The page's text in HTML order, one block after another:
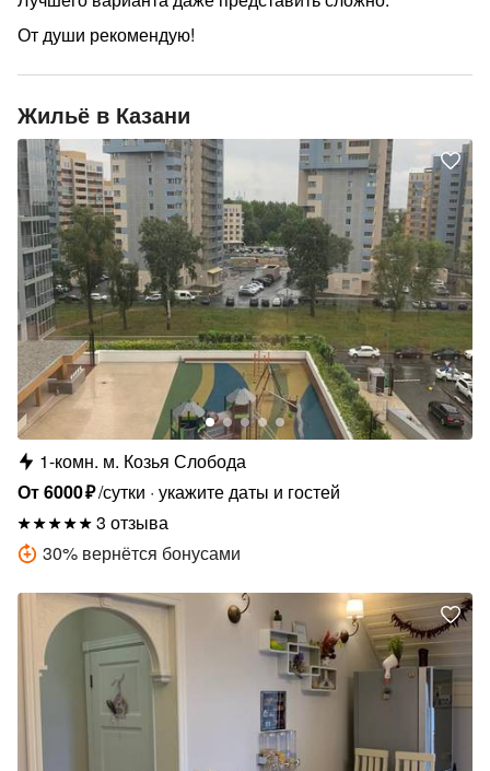
От души рекомендую!
Жильё в Казани
1-комн. м. Козья Слобода
От6000₽/сутки укажите даты и гостей
3 отзыва
30% вернётся бонусами